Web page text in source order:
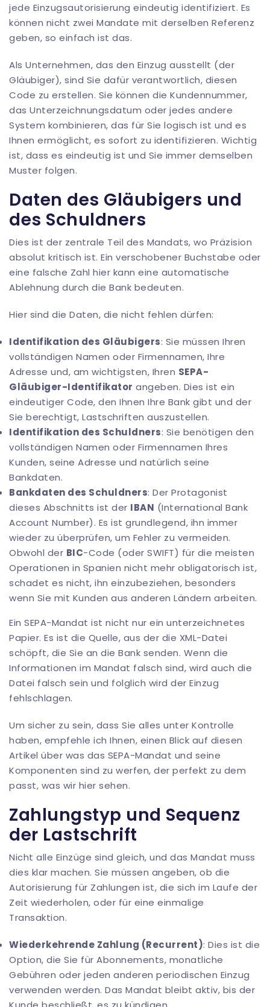
jede Einzugsautorisierung eindeutig identifiziert. Es
können nicht zwei Mandate mit derselben Referenz
geben, so einfach ist das.
Als Unternehmen, das den Einzug ausstellt (der
Gläubiger), sind Sie dafür verantwortlich, diesen
Code zu erstellen. Sie können die Kundennummer,
das Unterzeichnungsdatum oder jedes andere
System kombinieren, das für Sie logisch ist und es
Ihnen ermöglicht, es sofort zu identifizieren. Wichtig
ist, dass es eindeutig ist und Sie immer demselben
Muster folgen.
Daten des Gläubigers und
des Schuldners
Dies ist der zentrale Teil des Mandats, wo Präzision
absolut kritisch ist. Ein verschobener Buchstabe oder
eine falsche Zahl hier kann eine automatische
Ablehnung durch die Bank bedeuten.
Hier sind die Daten, die nicht fehlen dürfen:
Identifikation des Gläubigers: Sie müssen Ihren
vollständigen Namen oder Firmennamen, Ihre
Adresse und, am wichtigsten, Ihren SEPA-
Gläubiger-Identifikator angeben. Dies ist ein
eindeutiger Code, den Ihnen Ihre Bank gibt und der
Sie berechtigt, Lastschriften auszustellen.
Identifikation des Schuldners: Sie benötigen den
vollständigen Namen oder Firmennamen Ihres
Kunden, seine Adresse und natürlich seine
Bankdaten.
Bankdaten des Schuldners: Der Protagonist
dieses Abschnitts ist der IBAN (International Bank
Account Number). Es ist grundlegend, ihn immer
wieder zu überprüfen, um Fehler zu vermeiden.
Obwohl der BIC-Code (oder SWIFT) für die meisten
Operationen in Spanien nicht mehr obligatorisch ist,
schadet es nicht, ihn einzubeziehen, besonders
wenn Sie mit Kunden aus anderen Ländern arbeiten.
Ein SEPA-Mandat ist nicht nur ein unterzeichnetes
Papier. Es ist die Quelle, aus der die XML-Datei
schöpft, die Sie an die Bank senden. Wenn die
Informationen im Mandat falsch sind, wird auch die
Datei falsch sein und folglich wird der Einzug
fehlschlagen.
Um sicher zu sein, dass Sie alles unter Kontrolle
haben, empfehle ich Ihnen, einen Blick auf diesen
Artikel über was das SEPA-Mandat und seine
Komponenten sind zu werfen, der perfekt zu dem
passt, was wir hier sehen.
Zahlungstyp und Sequenz
der Lastschrift
Nicht alle Einzüge sind gleich, und das Mandat muss
dies klar machen. Sie müssen angeben, ob die
Autorisierung für Zahlungen ist, die sich im Laufe der
Zeit wiederholen, oder für eine einmalige
Transaktion.
Wiederkehrende Zahlung (Recurrent): Dies ist die
Option, die Sie für Abonnements, monatliche
Gebühren oder jeden anderen periodischen Einzug
verwenden werden. Das Mandat bleibt aktiv, bis der